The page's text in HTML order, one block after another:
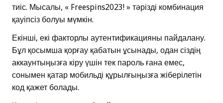
тиіс. Мысалы, « Freespins2023! » тәрізді комбинация
қауіпсіз болуы мүмкін.
Екінші, екі факторлы аутентификацияны пайдалану.
Бұл қосымша қорғау қабатын ұсынады, одан сіздің
аккаунтыңызға кіру үшін тек пароль ғана емес,
сонымен қатар мобильді құрылғыңызға жіберілетін
код қажет болады.